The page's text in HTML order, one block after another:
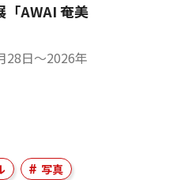
「AWAI 奄美
28日〜2026年
写真